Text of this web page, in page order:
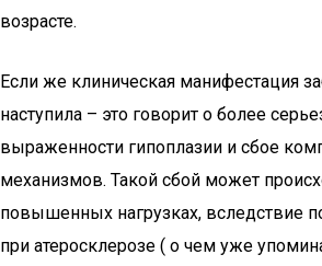
возрасте.
Если же клиническая манифестация
наступила – это говорит о более
выраженности гипоплазии и сбое
механизмов. Такой сбой может
повышенных нагрузках, вследствие
при атеросклерозе ( о чем уже